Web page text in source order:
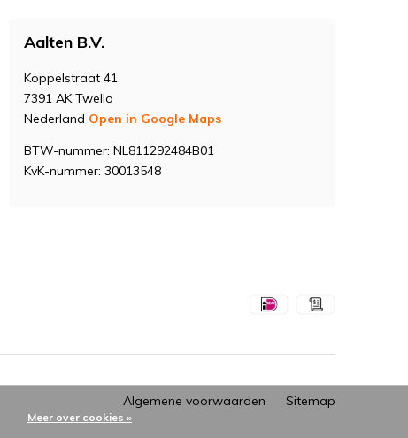
Aalten B.V.
Koppelstraat 41
7391 AK Twello
Nederland Open in Google Maps
BTW-nummer: NL811292484B01
KvK-nummer: 30013548
Algemene voorwaarden Sitemap
Meer over cookies »